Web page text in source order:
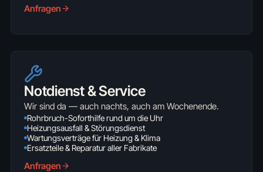
Anfragen
Notdienst & Service
Wir sind da — auch nachts, auch am Wochenende.
Rohrbruch-Soforthilfe rund um die Uhr
Heizungsausfall & Störungsdienst
Wartungsverträge für Heizung & Klima
Ersatzteile & Reparatur aller Fabrikate
Anfragen